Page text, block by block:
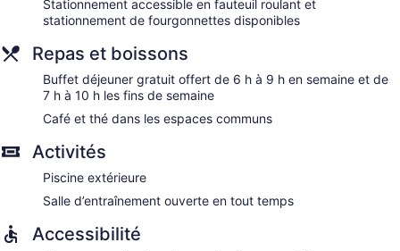
Stationnement accessible en fauteuil roulant et
stationnement de fourgonnettes disponibles
Repas et boissons
Buffet déjeuner gratuit offert de 6 h à 9 h en semaine et de
7 h à 10 h les fins de semaine
Café et thé dans les espaces communs
Activités
Piscine extérieure
Salle d’entraînement ouverte en tout temps
Accessibilité